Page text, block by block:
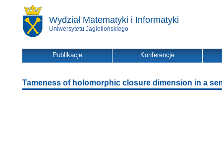
Wydział Matematyki i Informatyki
Uniwersytetu Jagiellońskiego
Publikacje Konferencje
Tameness of holomorphic closure dimension in a